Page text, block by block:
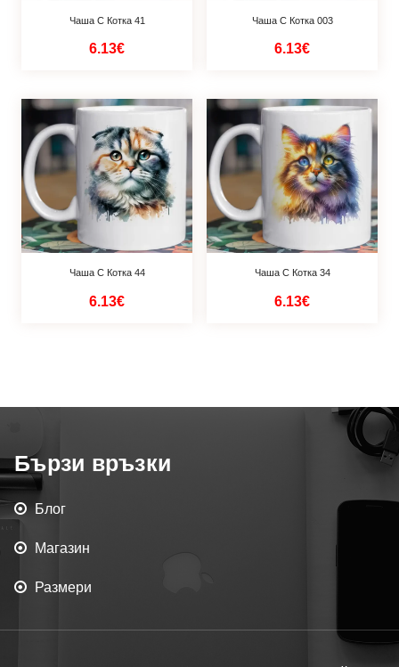
Чаша С Котка 41
6.13€
Чаша С Котка 003
6.13€
Чаша С Котка 44
6.13€
Чаша С Котка 34
6.13€
Бързи връзки
Блог
Магазин
Размери